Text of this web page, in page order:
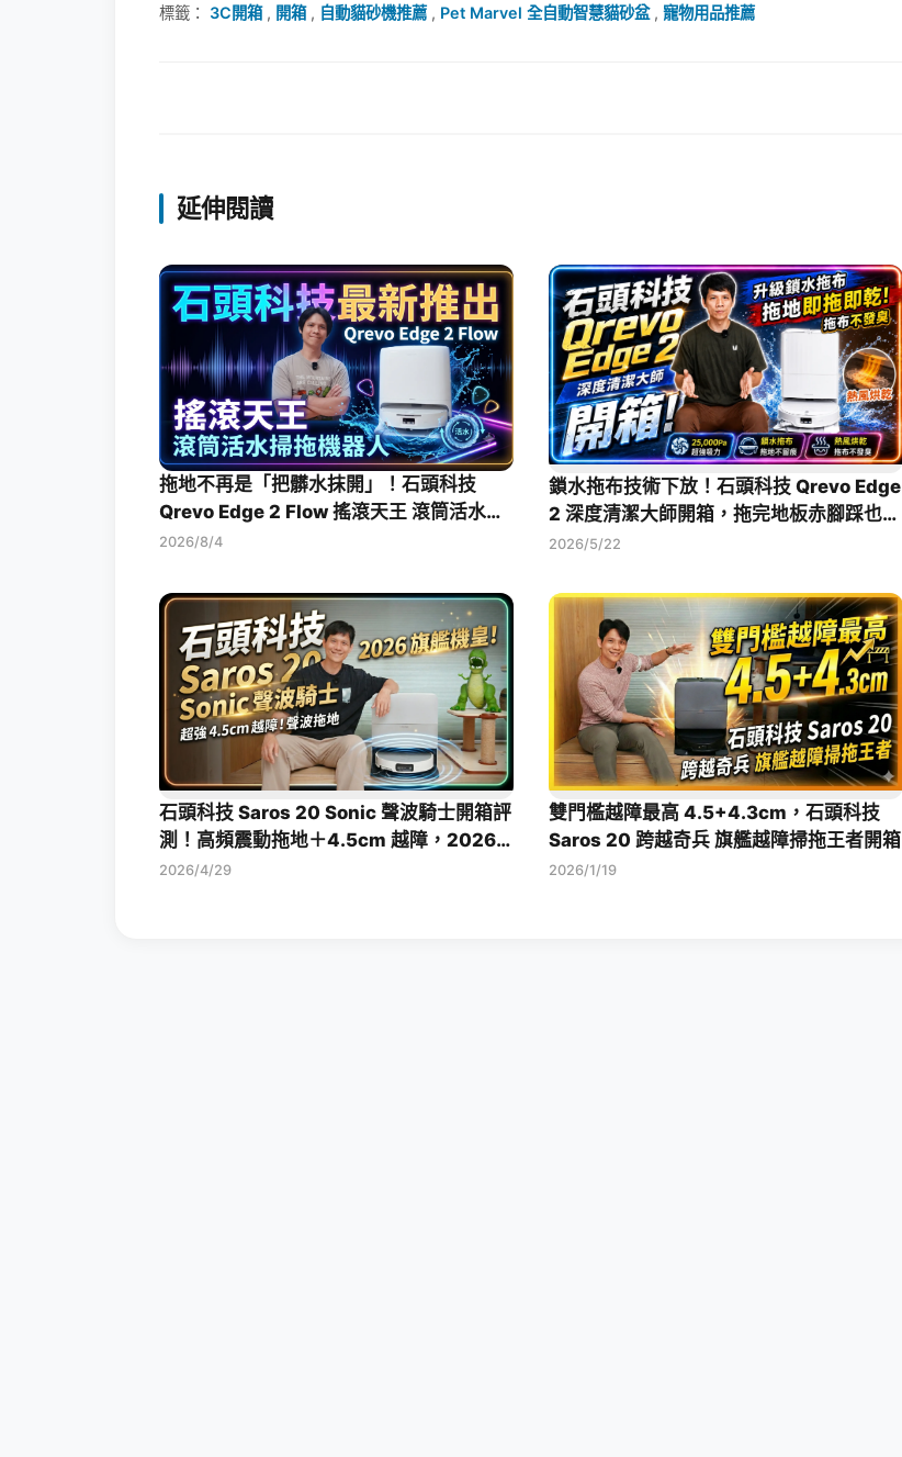
標籤： 3C開箱, 開箱, 自動貓砂機推薦, Pet Marvel 全自動智慧貓砂盆, 寵物用品推薦
延伸閱讀
拖地不再是「把髒水抹開」！石頭科技
Qrevo Edge 2 Flow 搖滾天王 滾筒活水掃
拖機器人開箱評測
2026/8/4
鎖水拖布技術下放！石頭科技 Qrevo Edge
2 深度清潔大師開箱，拖完地板赤腳踩也乾
爽
2026/5/22
石頭科技 Saros 20 Sonic 聲波騎士開箱評
測！高頻震動拖地＋4.5cm 越障，2026
旗艦掃拖機皇一次看
2026/4/29
雙門檻越障最高 4.5+4.3cm，石頭科技
Saros 20 跨越奇兵 旗艦越障掃拖王者開箱
2026/1/19